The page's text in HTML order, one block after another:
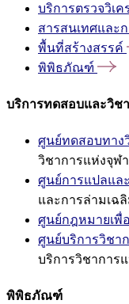
บริการตรวจวิเ
สารสนเทศและ
พื้นที่สร้างสรรค์
พิพิธภัณฑ์
บริการทดสอบและวิช
ศูนย์ทดสอบทาง
วิชาการแห่งจุฬ
ศูนย์การแปลแล
และการล่ามเฉ
ศูนย์กฎหมายเพื่
ศูนย์บริการวิชา
บริการวิชาการ
พิพิธภัณฑ์